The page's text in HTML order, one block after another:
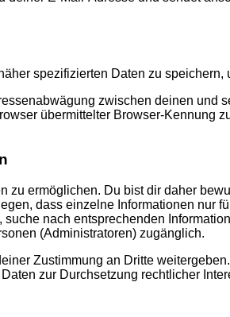
spezifizierten Daten zu
zwischen deinen und
übermittelter Browser-Kennung
ermöglichen. Du bist dir daher
dass einzelne Informationen nur
nach entsprechenden
(Administratoren) zugänglich.
Zustimmung an Dritte
zur Durchsetzung rechtlicher